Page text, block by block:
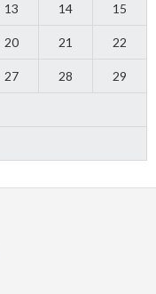
13 14 15
20 21 22
27 28 29